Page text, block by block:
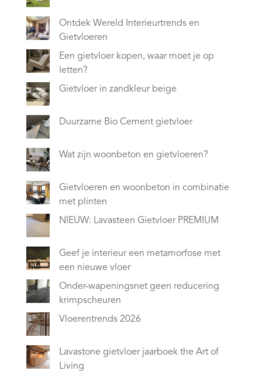
Ontdek Wereld Interieurtrends en
Gietvloeren
Een gietvloer kopen, waar moet je op
letten?
Gietvloer in zandkleur beige
Duurzame Bio Cement gietvloer
Wat zijn woonbeton en gietvloeren?
Gietvloeren en woonbeton in combinatie
met plinten
NIEUW: Lavasteen Gietvloer PREMIUM
Geef je interieur een metamorfose met
een nieuwe vloer
Onder-wapeningsnet geen reducering
krimpscheuren
Vloerentrends 2026
Lavastone gietvloer jaarboek the Art of
Living